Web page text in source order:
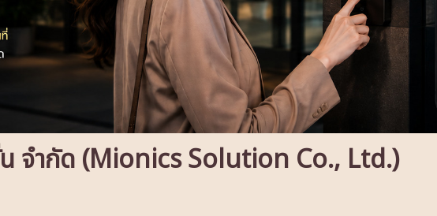
จำกัด (Mionics Solution Co., Ltd.)